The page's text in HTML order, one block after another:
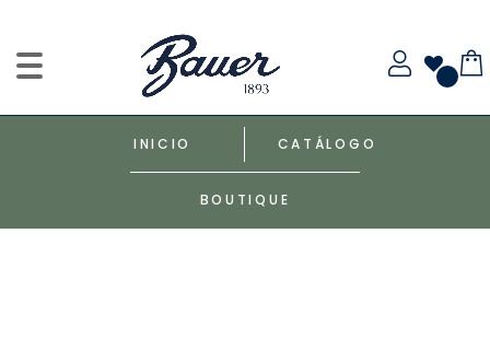
INICIO CATÁLOGO
BOUTIQUE